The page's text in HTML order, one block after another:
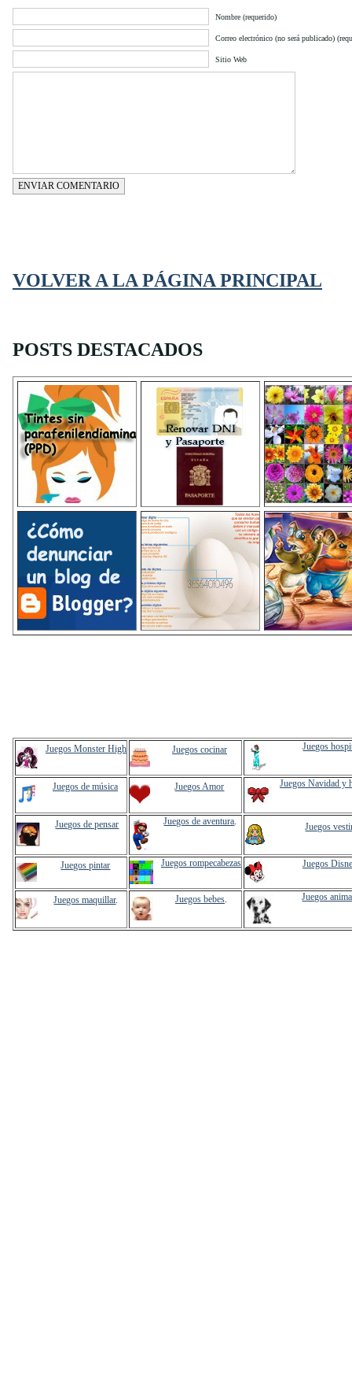
Nombre (requerido)
Correo electrónico (no será publicado)
Sitio Web
ENVIAR COMENTARIO
VOLVER A LA PÁGINA PRINCIPAL
POSTS DESTACADOS
Juegos Monster High Juegos cocinar Juegos
Juegos de música Juegos Amor Juegos Navidad y
Juegos de pensar Juegos de aventura. Juegos
Juegos pintar Juegos rompecabezas Juegos
Juegos maquillar. Juegos bebes. Juegos